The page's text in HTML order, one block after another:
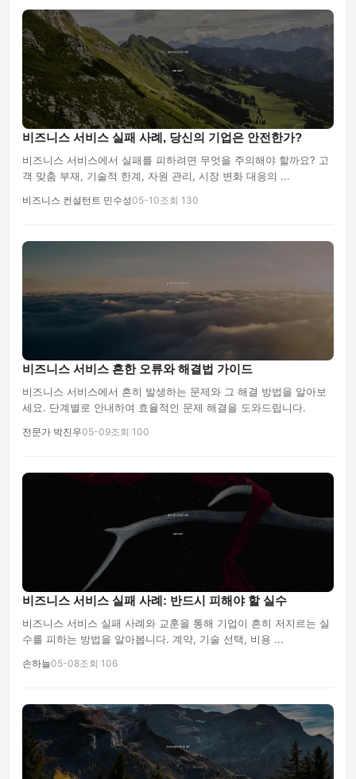
비즈니스 서비스 실패 사례, 당신의 기업은 안전한가?
비즈니스 서비스에서 실패를 피하려면 무엇을 주의해야 할까요? 고
객 맞춤 부재, 기술적 한계, 자원 관리, 시장 변화 대응의 ...
비즈니스 컨설턴트 민수성05-10조회 130
비즈니스 서비스 흔한 오류와 해결법 가이드
비즈니스 서비스에서 흔히 발생하는 문제와 그 해결 방법을 알아보
세요. 단계별로 안내하여 효율적인 문제 해결을 도와드립니다.
전문가 박진우05-09조회 100
비즈니스 서비스 실패 사례: 반드시 피해야 할 실수
비즈니스 서비스 실패 사례와 교훈을 통해 기업이 흔히 저지르는 실
수를 피하는 방법을 알아봅니다. 계약, 기술 선택, 비용 ...
손하늘05-08조회 106